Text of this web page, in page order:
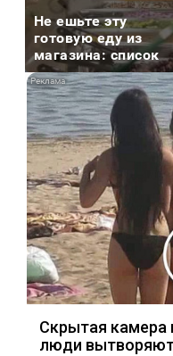
Не ешьте эту
готовую еду из
магазина: список
Скрытая
люди